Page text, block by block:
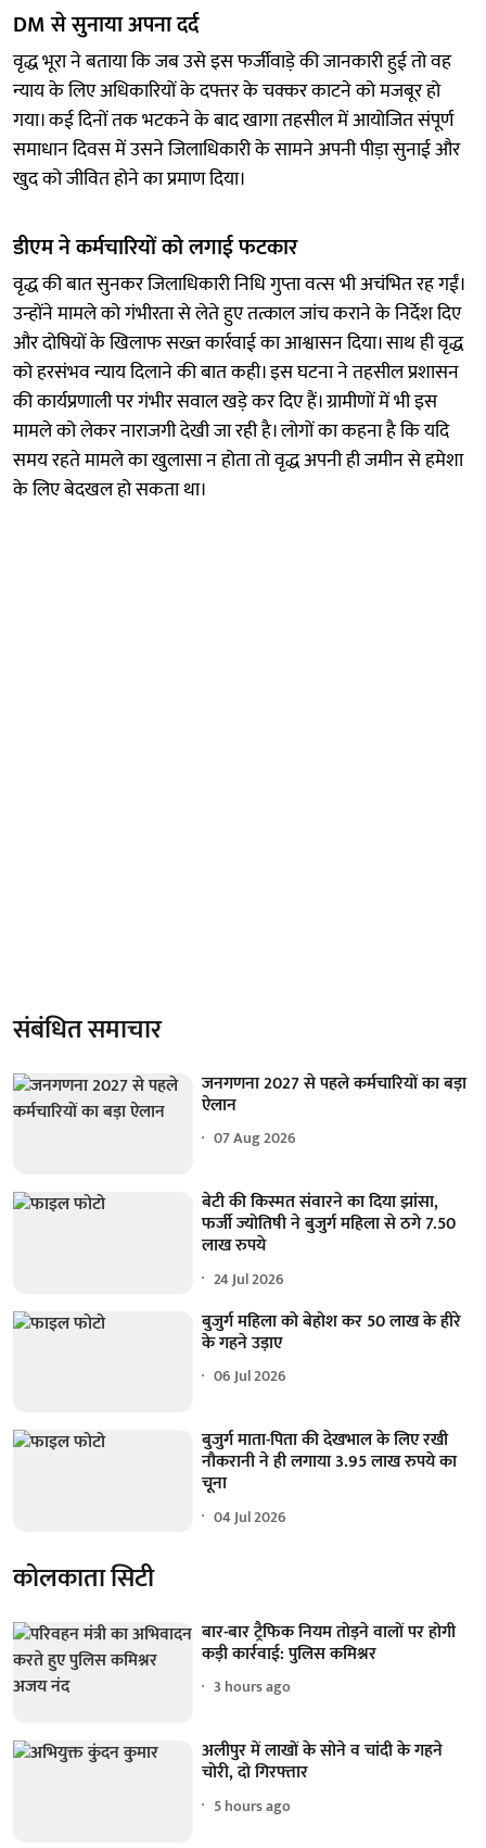
DM से सुनाया अपना दर्द
वृद्ध भूरा ने बताया कि जब उसे इस फर्जीवाड़े की जानकारी हुई तो वह
न्याय के लिए अधिकारियों के दफ्तर के चक्कर काटने को मजबूर हो
गया। कई दिनों तक भटकने के बाद खागा तहसील में आयोजित संपूर्ण
समाधान दिवस में उसने जिलाधिकारी के सामने अपनी पीड़ा सुनाई और
खुद को जीवित होने का प्रमाण दिया।
डीएम ने कर्मचारियों को लगाई फटकार
वृद्ध की बात सुनकर जिलाधिकारी निधि गुप्ता वत्स भी अचंभित रह गईं।
उन्होंने मामले को गंभीरता से लेते हुए तत्काल जांच कराने के निर्देश दिए
और दोषियों के खिलाफ सख्त कार्रवाई का आश्वासन दिया। साथ ही वृद्ध
को हरसंभव न्याय दिलाने की बात कही। इस घटना ने तहसील प्रशासन
की कार्यप्रणाली पर गंभीर सवाल खड़े कर दिए हैं। ग्रामीणों में भी इस
मामले को लेकर नाराजगी देखी जा रही है। लोगों का कहना है कि यदि
समय रहते मामले का खुलासा न होता तो वृद्ध अपनी ही जमीन से हमेशा
के लिए बेदखल हो सकता था।
संबंधित समाचार
जनगणना 2027 से पहले कर्मचारियों का बड़ा
ऐलान
07 Aug 2026
बेटी की किस्मत संवारने का दिया झांसा,
फर्जी ज्योतिषी ने बुजुर्ग महिला से ठगे 7.50
लाख रुपये
24 Jul 2026
बुजुर्ग महिला को बेहोश कर 50 लाख के हीरे
के गहने उड़ाए
06 Jul 2026
बुजुर्ग माता-पिता की देखभाल के लिए रखी
नौकरानी ने ही लगाया 3.95 लाख रुपये का
चूना
04 Jul 2026
कोलकाता सिटी
बार-बार ट्रैफिक नियम तोड़ने वालों पर होगी
कड़ी कार्रवाई: पुलिस कमिश्नर
3 hours ago
अलीपुर में लाखों के सोने व चांदी के गहने
चोरी, दो गिरफ्तार
5 hours ago